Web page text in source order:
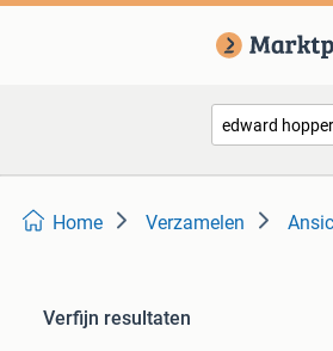
Home Verzamelen
Verfijn resultaten